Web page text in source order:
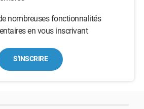
nombreuses fonctionnalités
en vous inscrivant
S'INSCRIRE